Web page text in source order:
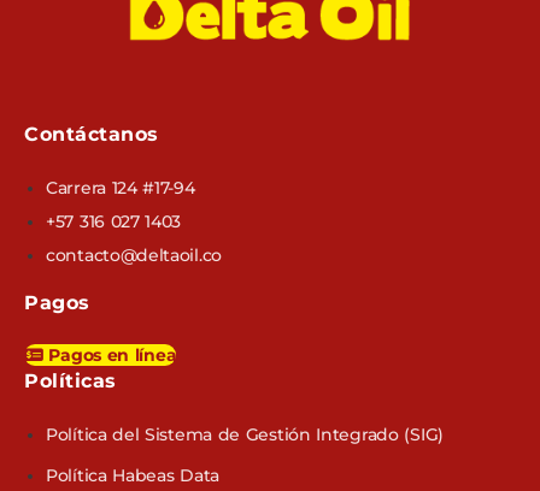
Contáctanos
Carrera 124 #17-94
+57 316 027 1403
contacto@deltaoil.co
Pagos
Pagos en línea
Políticas​
Política del Sistema de Gestión Integrado (SIG)
Política Habeas Data